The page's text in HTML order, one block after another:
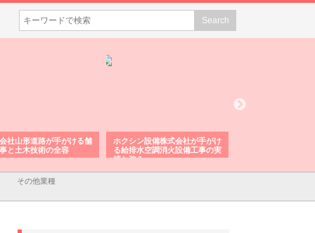
社山形道路が手がける舗
と土木技術の全容
ホクシン設備株式会社が手がけ
る給排水空調消火設備工事の実
績と強み
その他業種